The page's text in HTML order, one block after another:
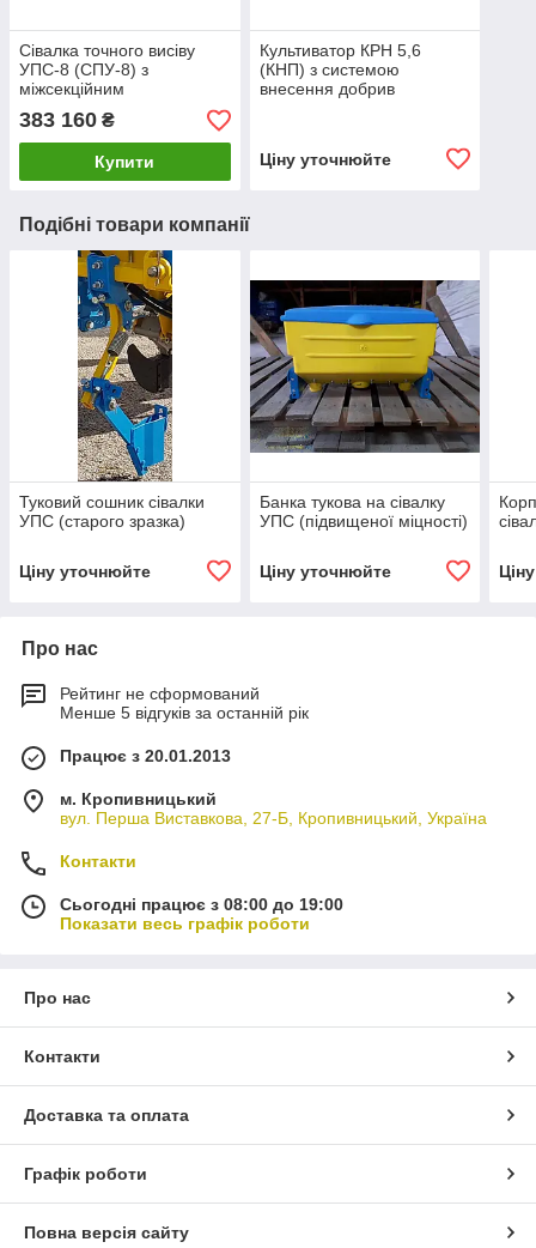
Сівалка точного висіву
УПС-8 (СПУ-8) з
міжсекційним
розміщенням коліс
383 160 ₴
Купити
Культиватор КРН 5,6
(КНП) з системою
внесення добрив
Ціну уточнюйте
Подібні товари компанії
Туковий сошник сівалки
УПС (старого зразка)
Ціну уточнюйте
Банка тукова на сівалку
УПС (підвищеної міцності)
Ціну уточнюйте
Про нас
Рейтинг не сформований
Менше 5 відгуків за останній рік
Працює з 20.01.2013
м. Кропивницький
вул. Перша Виставкова, 27-Б, Кропивницький, Україна
Контакти
Сьогодні працює з 08:00 до 19:00
Показати весь графік роботи
Про нас
Контакти
Доставка та оплата
Графік роботи
Повна версія сайту